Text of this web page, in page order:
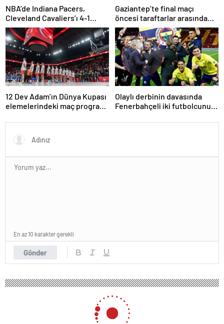
NBA’de Indiana Pacers,
Cleveland Cavaliers’ı 4-1
yenerek konferans finaline
yükseldi
Gaziantep’te final maçı
öncesi taraftarlar arasında
tartışma çıktı
12 Dev Adam’ın Dünya Kupası
elemelerindeki maç programı
Olaylı derbinin davasında
Fenerbahçeli iki futbolcunun
Gönder
En az 10 karakter gerekli